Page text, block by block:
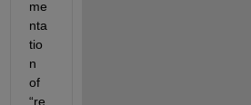
me
nta
tio
n
of
“re